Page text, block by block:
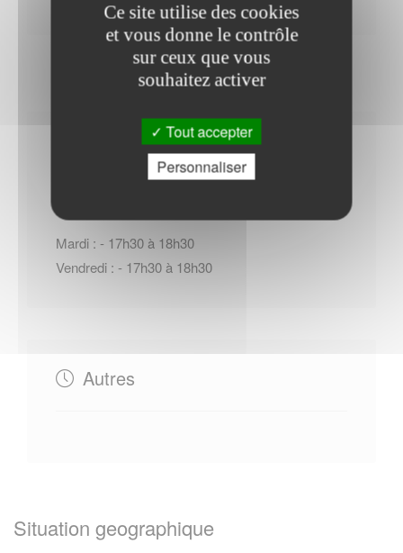
Horaires Mairie
Mardi : - 17h30 à 18h30
Vendredi : - 17h30 à 18h30
Autres
Situation geographique
Ce site utilise des cookies
et vous donne le contrôle
sur ceux que vous
souhaitez activer
Tout accepter
Personnaliser